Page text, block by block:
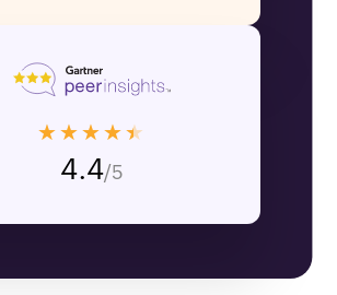
★★★★★
4.4/5